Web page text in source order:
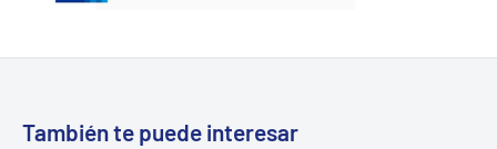
También te puede interesar